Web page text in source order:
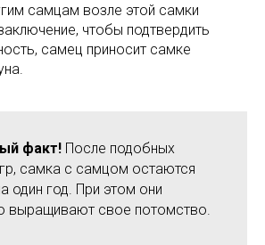
самцам возле этой самки
чтобы подтвердить
самец приносит самке
факт! После подобных
самка с самцом остаются
один год. При этом они
выращивают свое потомство.